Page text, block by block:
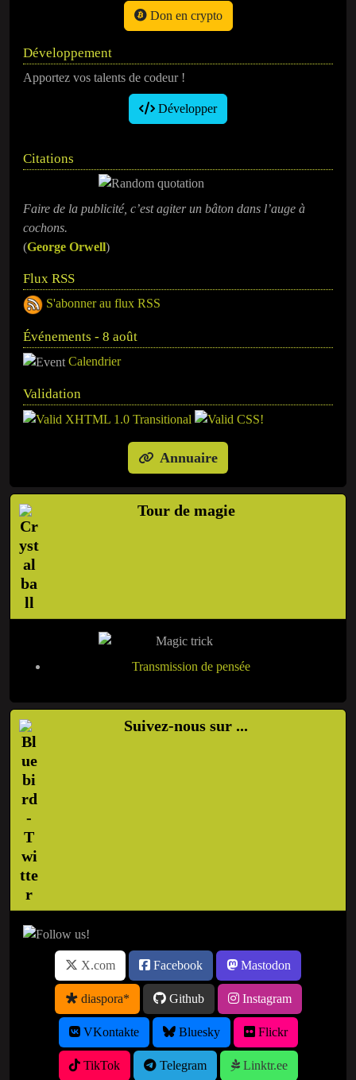
Don en crypto
Développement
Apportez vos talents de codeur !
Développer
Citations
Faire de la publicité, c’est agiter un bâton dans l’auge à
cochons.
(George Orwell)
Flux RSS
S'abonner au flux RSS
Événements - 8 août
Calendrier
Validation
Annuaire
Tour de magie
Transmission de pensée
Suivez-nous sur ...
X.com Facebook Mastodon
diaspora* Github Instagram
VKontakte Bluesky Flickr
TikTok Telegram Linktr.ee